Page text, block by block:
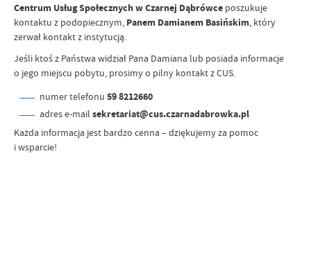
Centrum Usług Społecznych w Czarnej Dąbrówce poszukuje
kontaktu z podopiecznym, Panem Damianem Basińskim, który
zerwał kontakt z instytucją.
Jeśli ktoś z Państwa widział Pana Damiana lub posiada informacje
o jego miejscu pobytu, prosimy o pilny kontakt z CUS.
numer telefonu 59 8212660
adres e-mail sekretariat@cus.czarnadabrowka.pl
Każda informacja jest bardzo cenna – dziękujemy za pomoc
i wsparcie!